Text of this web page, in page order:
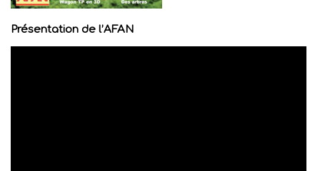
Présentation de l’AFAN